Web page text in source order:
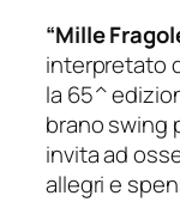
“Mille
interpretato
la 65^
brano swing
invita ad
allegri e